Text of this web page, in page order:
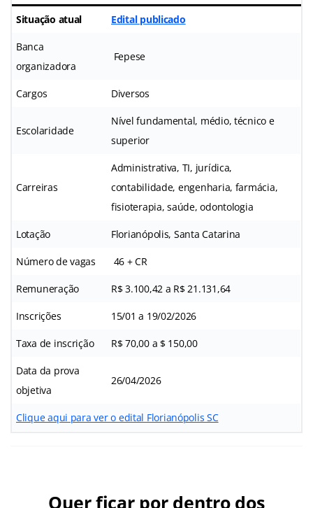
Situação atual Edital publicado
Banca
organizadora
Fepese
Cargos Diversos
Escolaridade
Nível fundamental, médio, técnico e
superior
Carreiras
Administrativa, TI, jurídica,
contabilidade, engenharia, farmácia,
fisioterapia, saúde, odontologia
Lotação Florianópolis, Santa Catarina
Número de vagas 46 + CR
Remuneração R$ 3.100,42 a R$ 21.131,64
Inscrições 15/01 a 19/02/2026
Taxa de inscrição R$ 70,00 a $ 150,00
Data da prova
objetiva
26/04/2026
Clique aqui para ver o edital Florianópolis SC
Quer ficar por dentro dos